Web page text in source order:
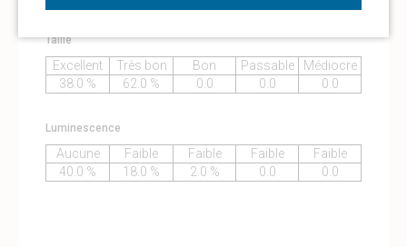
Taille
Excellent Très bon Bon Passable
Médiocre
38.0 %
62.0 % 0.0 0.0 0.0
Luminescence
Aucune Faible Faible Faible
Faible
40.0 %
18.0 % 2.0 % 0.0 0.0